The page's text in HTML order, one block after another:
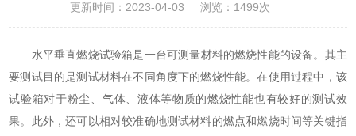
更新时间：2023-04-03 浏览：1499次
水平垂直燃烧试验箱是一台可测量材料的燃烧性能的设备。其主
要测试目的是测试材料在不同角度下的燃烧性能。在使用过程中，该
试验箱对于粉尘、气体、液体等物质的燃烧性能也有较好的测试效
果。此外，还可以相对较准确地测试材料的燃点和燃烧时间等关键指